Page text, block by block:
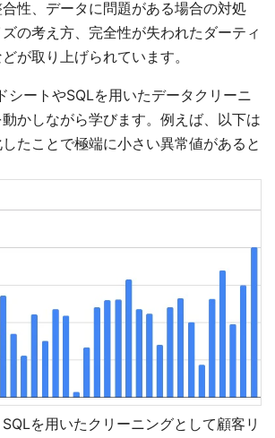
性、データに問題がある場合の対処
の考え方、完全性が失われたダーティ
が取り上げられています。
シートやSQLを用いたデータクリーニ
かしながら学びます。例えば、以下は
たことで極端に小さい異常値があると
を用いたクリーニングとして顧客リ